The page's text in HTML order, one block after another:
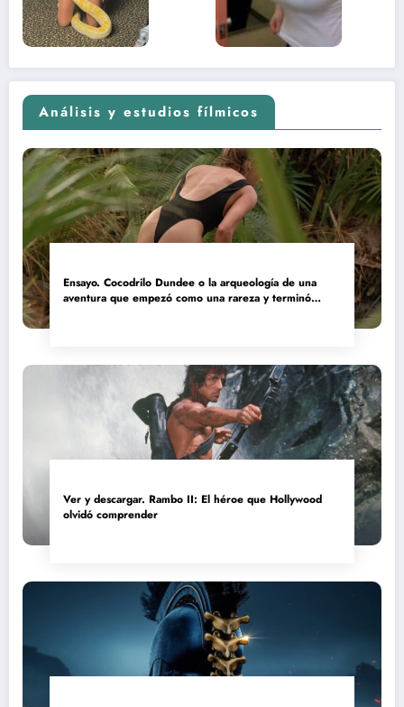
Análisis y estudios fílmicos
Ensayo. Cocodrilo Dundee o la arqueología de una
aventura que empezó como una rareza y terminó
Ver y descargar. Rambo II: El héroe que Hollywood
olvidó comprender